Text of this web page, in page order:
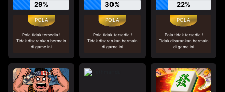
29%
Pola tidak tersedia !
Tidak disarankan bermain
di game ini
30%
Pola tidak tersedia !
Tidak disarankan bermain
di game ini
22%
Pola tidak tersedia !
Tidak disarankan bermain
di game ini